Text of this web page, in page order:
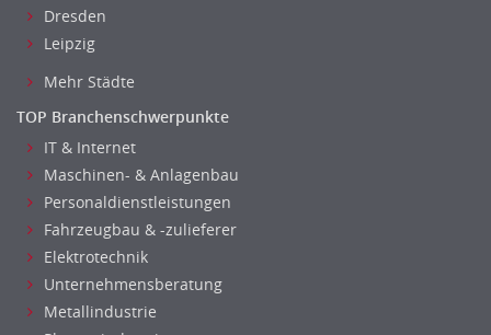
Embedded Systems
IT Leitung, Teamleitung
Projektmanagement
IT Prozessmanagement
Qualitätssicherung, Qualitätsprüfung
SAP/ERP-Beratung, Entwicklung
Security
Training
Dresden
Leipzig
Mehr Städte
TOP Branchenschwerpunkte
IT & Internet
Maschinen- & Anlagenbau
Personaldienstleistungen
Fahrzeugbau & -zulieferer
Elektrotechnik
Unternehmensberatung
Metallindustrie